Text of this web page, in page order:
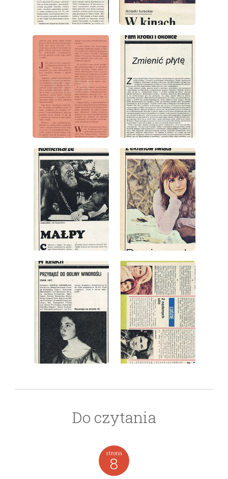
wydanie: 33/1978 wydanie: 33/1978
wydanie: 33/1978 wydanie: 33/1978
wydanie: 33/1978 wydanie: 33/1978
wydanie: 33/1978 wydanie: 33/1978
wydanie: 33/1978
Do czytania
strona
8